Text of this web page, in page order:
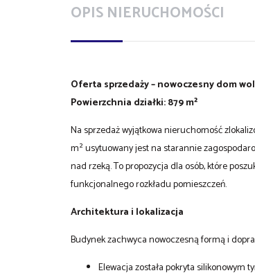
OPIS NIERUCHOMOŚCI
Oferta sprzedaży – nowoczesny dom
Powierzchnia działki: 879 m²
Na sprzedaż wyjątkowa nieruchomość
m² usytuowany jest na starannie
nad rzeką. To propozycja dla osób, które
funkcjonalnego rozkładu pomieszczeń.
Architektura i lokalizacja
Budynek zachwyca nowoczesną formą i
Elewacja została pokryta silikonowym